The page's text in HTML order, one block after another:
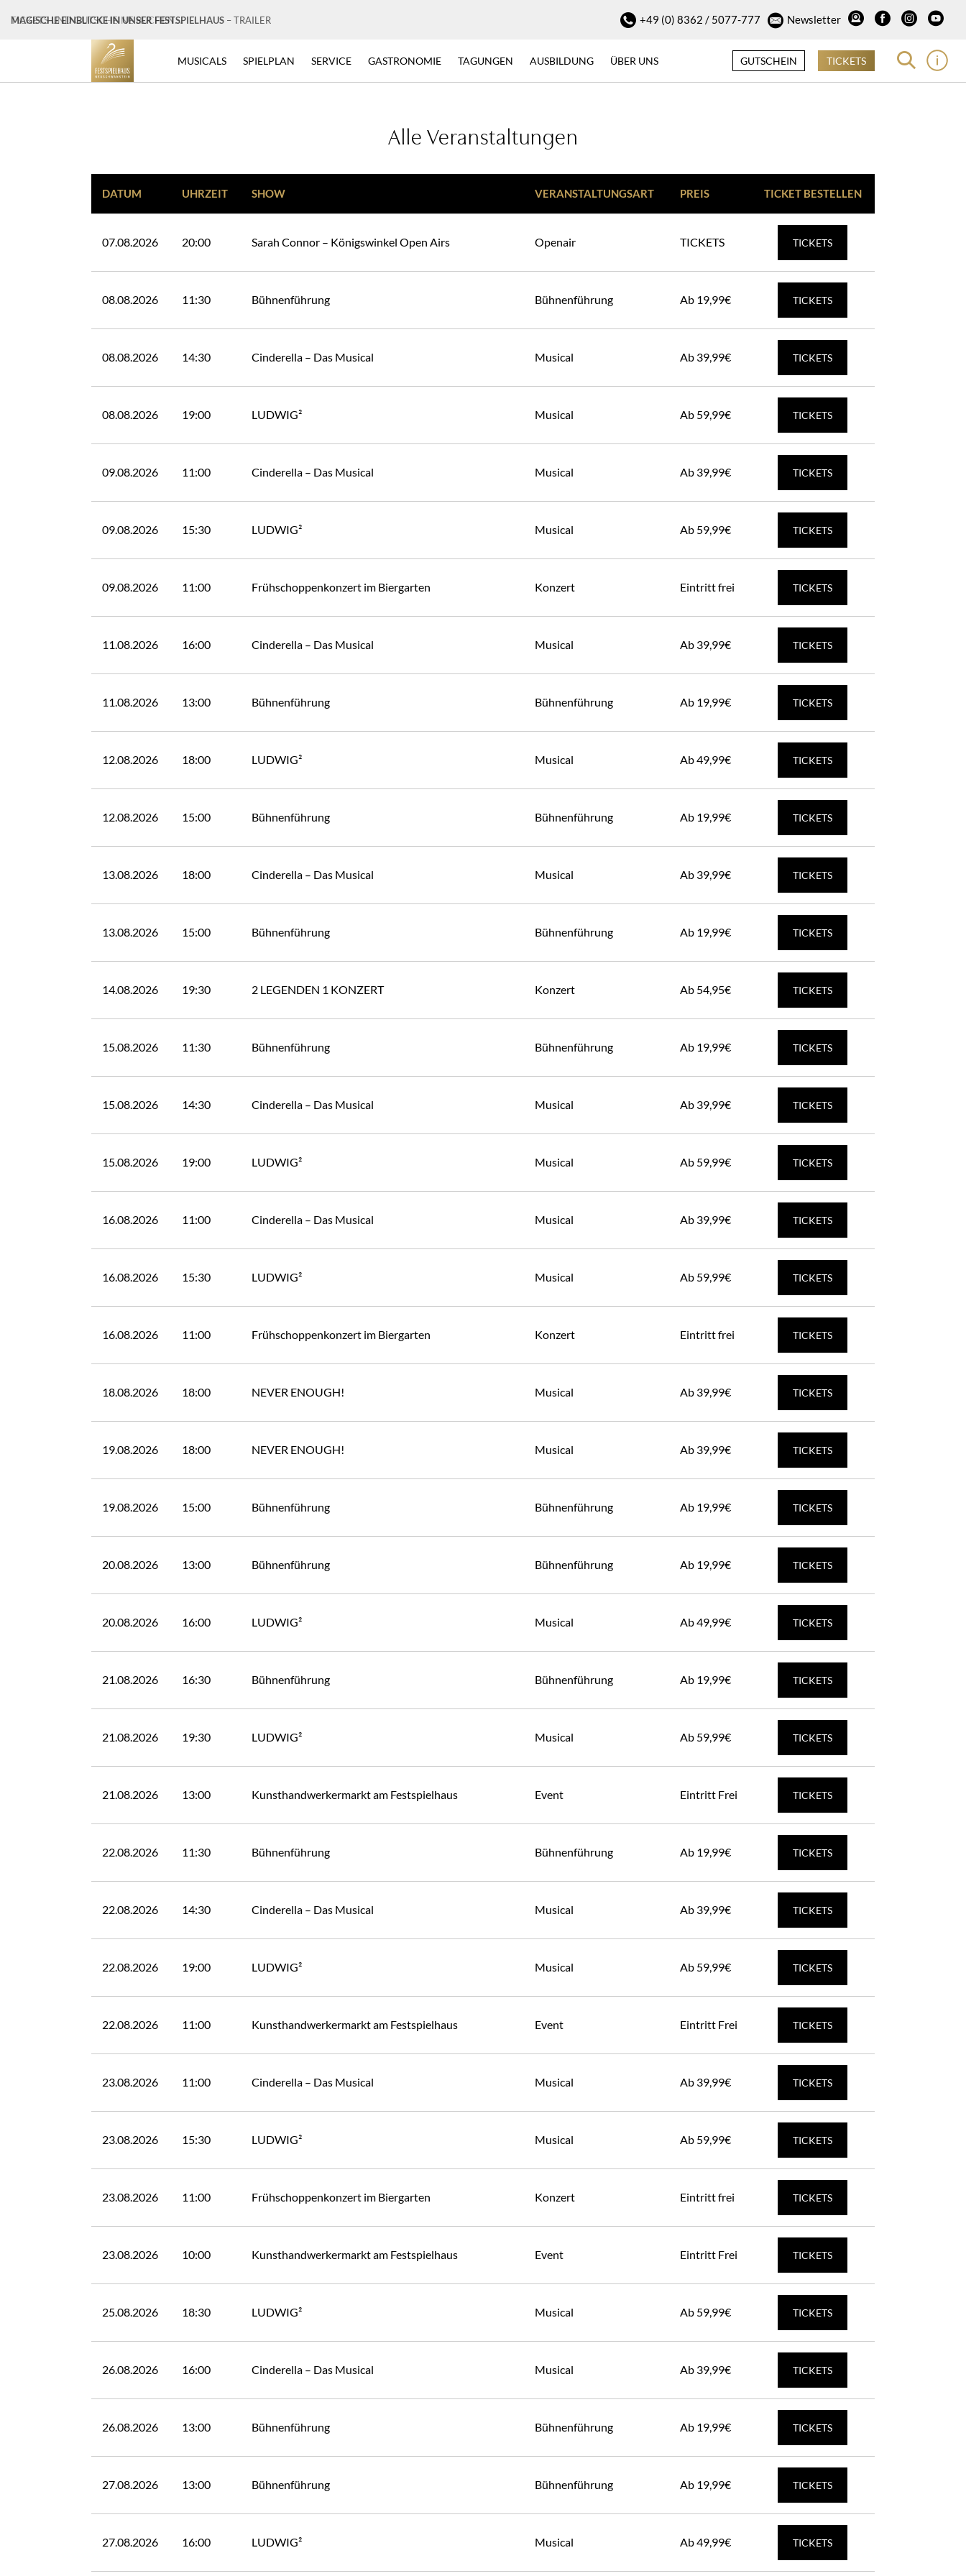
MAGISCHE EINBLICKE IN UNSER FESTSPIELHAUS – TRAILER +49 (0) 8362 / 5077-777 Newsletter
MUSICALS SPIELPLAN SERVICE GASTRONOMIE TAGUNGEN AUSBILDUNG ÜBER UNS GUTSCHEIN TICKETS
Alle Veranstaltungen
DATUM UHRZEIT SHOW VERANSTALTUNGSART PREIS TICKET BESTELLEN
07.08.2026 20:00 Sarah Connor – Königswinkel Open Airs Openair TICKETS TICKETS
08.08.2026 11:30 Bühnenführung Bühnenführung Ab 19,99€ TICKETS
08.08.2026 14:30 Cinderella – Das Musical Musical Ab 39,99€ TICKETS
08.08.2026 19:00 LUDWIG² Musical Ab 59,99€ TICKETS
09.08.2026 11:00 Cinderella – Das Musical Musical Ab 39,99€ TICKETS
09.08.2026 15:30 LUDWIG² Musical Ab 59,99€ TICKETS
09.08.2026 11:00 Frühschoppenkonzert im Biergarten Konzert Eintritt frei TICKETS
11.08.2026 16:00 Cinderella – Das Musical Musical Ab 39,99€ TICKETS
11.08.2026 13:00 Bühnenführung Bühnenführung Ab 19,99€ TICKETS
12.08.2026 18:00 LUDWIG² Musical Ab 49,99€ TICKETS
12.08.2026 15:00 Bühnenführung Bühnenführung Ab 19,99€ TICKETS
13.08.2026 18:00 Cinderella – Das Musical Musical Ab 39,99€ TICKETS
13.08.2026 15:00 Bühnenführung Bühnenführung Ab 19,99€ TICKETS
14.08.2026 19:30 2 LEGENDEN 1 KONZERT Konzert Ab 54,95€ TICKETS
15.08.2026 11:30 Bühnenführung Bühnenführung Ab 19,99€ TICKETS
15.08.2026 14:30 Cinderella – Das Musical Musical Ab 39,99€ TICKETS
15.08.2026 19:00 LUDWIG² Musical Ab 59,99€ TICKETS
16.08.2026 11:00 Cinderella – Das Musical Musical Ab 39,99€ TICKETS
16.08.2026 15:30 LUDWIG² Musical Ab 59,99€ TICKETS
16.08.2026 11:00 Frühschoppenkonzert im Biergarten Konzert Eintritt frei TICKETS
18.08.2026 18:00 NEVER ENOUGH! Musical Ab 39,99€ TICKETS
19.08.2026 18:00 NEVER ENOUGH! Musical Ab 39,99€ TICKETS
19.08.2026 15:00 Bühnenführung Bühnenführung Ab 19,99€ TICKETS
20.08.2026 13:00 Bühnenführung Bühnenführung Ab 19,99€ TICKETS
20.08.2026 16:00 LUDWIG² Musical Ab 49,99€ TICKETS
21.08.2026 16:30 Bühnenführung Bühnenführung Ab 19,99€ TICKETS
21.08.2026 19:30 LUDWIG² Musical Ab 59,99€ TICKETS
21.08.2026 13:00 Kunsthandwerkermarkt am Festspielhaus Event Eintritt Frei TICKETS
22.08.2026 11:30 Bühnenführung Bühnenführung Ab 19,99€ TICKETS
22.08.2026 14:30 Cinderella – Das Musical Musical Ab 39,99€ TICKETS
22.08.2026 19:00 LUDWIG² Musical Ab 59,99€ TICKETS
22.08.2026 11:00 Kunsthandwerkermarkt am Festspielhaus Event Eintritt Frei TICKETS
23.08.2026 11:00 Cinderella – Das Musical Musical Ab 39,99€ TICKETS
23.08.2026 15:30 LUDWIG² Musical Ab 59,99€ TICKETS
23.08.2026 11:00 Frühschoppenkonzert im Biergarten Konzert Eintritt frei TICKETS
23.08.2026 10:00 Kunsthandwerkermarkt am Festspielhaus Event Eintritt Frei TICKETS
25.08.2026 18:30 LUDWIG² Musical Ab 59,99€ TICKETS
26.08.2026 16:00 Cinderella – Das Musical Musical Ab 39,99€ TICKETS
26.08.2026 13:00 Bühnenführung Bühnenführung Ab 19,99€ TICKETS
27.08.2026 13:00 Bühnenführung Bühnenführung Ab 19,99€ TICKETS
27.08.2026 16:00 LUDWIG² Musical Ab 49,99€ TICKETS